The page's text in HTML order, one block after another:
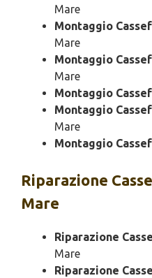
Mare
Montaggio
Mare
Montaggio
Mare
Montaggio
Montaggio
Mare
Montaggio
Riparazione
Mare
Riparazione
Mare
Riparazione